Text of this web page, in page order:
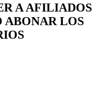
A AFILIADOS
ABONAR LOS